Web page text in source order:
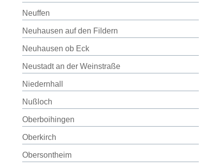
Neuffen
Neuhausen auf den Fildern
Neuhausen ob Eck
Neustadt an der Weinstraße
Niedernhall
Nußloch
Oberboihingen
Oberkirch
Obersontheim